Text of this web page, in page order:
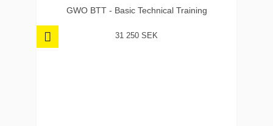
GWO BTT - Basic Technical Training
31 250 SEK